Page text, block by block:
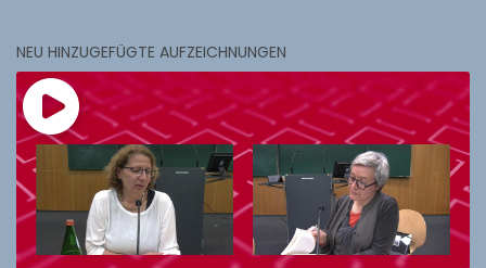
NEU HINZUGEFÜGTE AUFZEICHNUNGEN